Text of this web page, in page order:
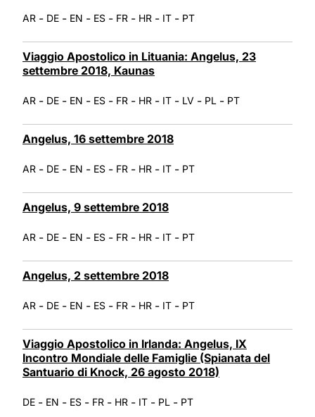
AR - DE - EN - ES - FR - HR - IT - PT
Viaggio Apostolico in Lituania: Angelus, 23
settembre 2018, Kaunas
AR - DE - EN - ES - FR - HR - IT - LV - PL - PT
Angelus, 16 settembre 2018
AR - DE - EN - ES - FR - HR - IT - PT
Angelus, 9 settembre 2018
AR - DE - EN - ES - FR - HR - IT - PT
Angelus, 2 settembre 2018
AR - DE - EN - ES - FR - HR - IT - PT
Viaggio Apostolico in Irlanda: Angelus, IX
Incontro Mondiale delle Famiglie (Spianata del
Santuario di Knock, 26 agosto 2018)
DE - EN - ES - FR - HR - IT - PL - PT